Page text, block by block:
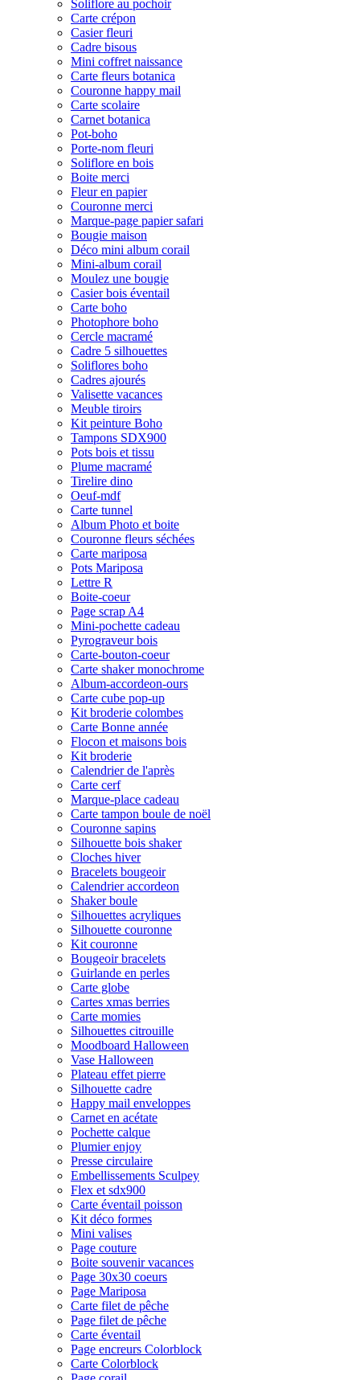
Soliflore au pochoir
Carte crépon
Casier fleuri
Cadre bisous
Mini coffret naissance
Carte fleurs botanica
Couronne happy mail
Carte scolaire
Carnet botanica
Pot-boho
Porte-nom fleuri
Soliflore en bois
Boite merci
Fleur en papier
Couronne merci
Marque-page papier safari
Bougie maison
Déco mini album corail
Mini-album corail
Moulez une bougie
Casier bois éventail
Carte boho
Photophore boho
Cercle macramé
Cadre 5 silhouettes
Soliflores boho
Cadres ajourés
Valisette vacances
Meuble tiroirs
Kit peinture Boho
Tampons SDX900
Pots bois et tissu
Plume macramé
Tirelire dino
Oeuf-mdf
Carte tunnel
Album Photo et boite
Couronne fleurs séchées
Carte mariposa
Pots Mariposa
Lettre R
Boite-coeur
Page scrap A4
Mini-pochette cadeau
Pyrograveur bois
Carte-bouton-coeur
Carte shaker monochrome
Album-accordeon-ours
Carte cube pop-up
Kit broderie colombes
Carte Bonne année
Flocon et maisons bois
Kit broderie
Calendrier de l'après
Carte cerf
Marque-place cadeau
Carte tampon boule de noël
Couronne sapins
Silhouette bois shaker
Cloches hiver
Bracelets bougeoir
Calendrier accordeon
Shaker boule
Silhouettes acryliques
Silhouette couronne
Kit couronne
Bougeoir bracelets
Guirlande en perles
Carte globe
Cartes xmas berries
Carte momies
Silhouettes citrouille
Moodboard Halloween
Vase Halloween
Plateau effet pierre
Silhouette cadre
Happy mail enveloppes
Carnet en acétate
Pochette calque
Plumier enjoy
Presse circulaire
Embellissements Sculpey
Flex et sdx900
Carte éventail poisson
Kit déco formes
Mini valises
Page couture
Boite souvenir vacances
Page 30x30 coeurs
Page Mariposa
Carte filet de pêche
Page filet de pêche
Carte éventail
Page encreurs Colorblock
Carte Colorblock